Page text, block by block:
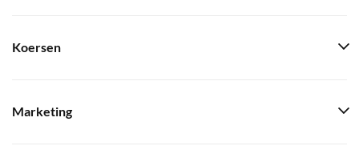
Koersen
Marketing